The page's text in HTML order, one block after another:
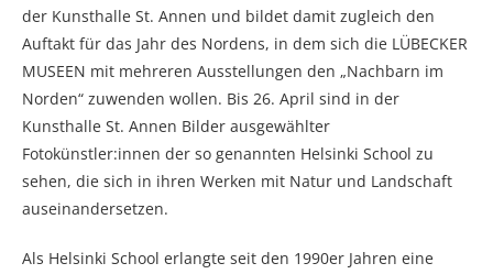
der Kunsthalle St. Annen und bildet damit zugleich den
Auftakt für das Jahr des Nordens, in dem sich die LÜBECKER
MUSEEN mit mehreren Ausstellungen den „Nachbarn im
Norden“ zuwenden wollen. Bis 26. April sind in der
Kunsthalle St. Annen Bilder ausgewählter
Fotokünstler:innen der so genannten Helsinki School zu
sehen, die sich in ihren Werken mit Natur und Landschaft
auseinandersetzen.
Als Helsinki School erlangte seit den 1990er Jahren eine